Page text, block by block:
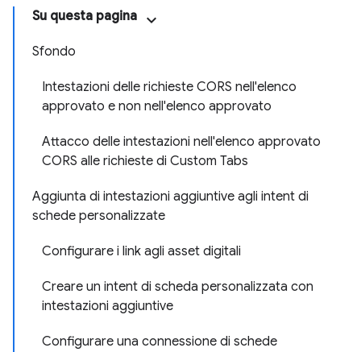
Su questa pagina
Sfondo
Intestazioni delle richieste CORS nell'elenco
approvato e non nell'elenco approvato
Attacco delle intestazioni nell'elenco approvato
CORS alle richieste di Custom Tabs
Aggiunta di intestazioni aggiuntive agli intent di
schede personalizzate
Configurare i link agli asset digitali
Creare un intent di scheda personalizzata con
intestazioni aggiuntive
Configurare una connessione di schede